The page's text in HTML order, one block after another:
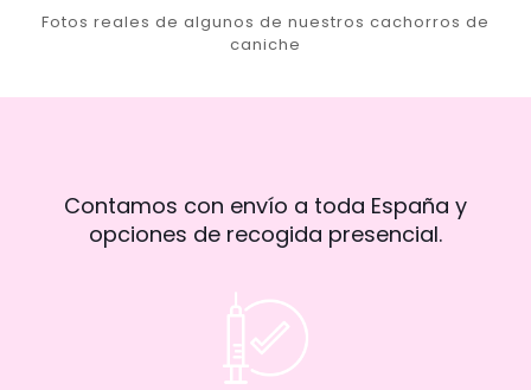
Fotos reales de algunos de nuestros cachorros de
caniche
Contamos con envío a toda España y
opciones de recogida presencial.